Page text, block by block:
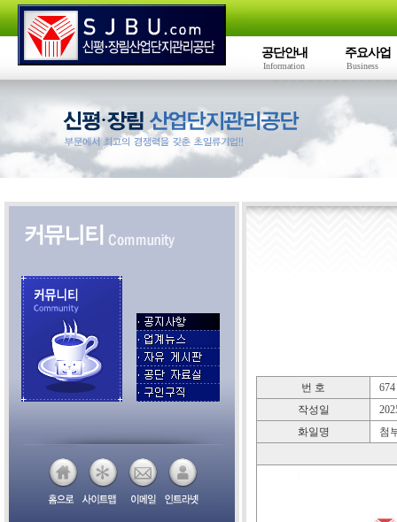
공단안내
Information
주요사업
Business
번 호
674
작성일
화일명
첨